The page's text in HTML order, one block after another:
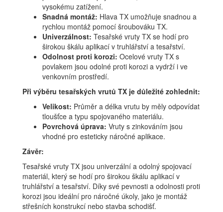
vysokému zatížení.
Snadná montáž: Hlava TX umožňuje snadnou a
rychlou montáž pomocí šroubováku TX.
Univerzálnost: Tesařské vruty TX se hodí pro
širokou škálu aplikací v truhlářství a tesařství.
Odolnost proti korozi: Ocelové vruty TX s
povlakem jsou odolné proti korozi a vydrží i ve
venkovním prostředí.
Při výběru tesařských vrutů TX je důležité zohlednit:
Velikost: Průměr a délka vrutu by měly odpovídat
tloušťce a typu spojovaného materiálu.
Povrchová úprava: Vruty s zinkováním jsou
vhodné pro esteticky náročné aplikace.
Závěr:
Tesařské vruty TX jsou univerzální a odolný spojovací
materiál, který se hodí pro širokou škálu aplikací v
truhlářství a tesařství. Díky své pevnosti a odolnosti proti
korozi jsou ideální pro náročné úkoly, jako je montáž
střešních konstrukcí nebo stavba schodišť.